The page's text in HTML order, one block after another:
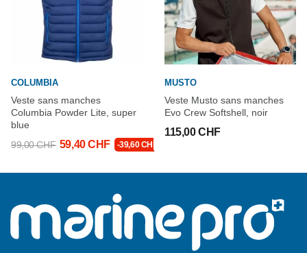
COLUMBIA
Veste sans manches
Columbia Powder Lite, super
blue
99,00 CHF 59,40 CHF -39,60 CHF
MUSTO
Veste Musto sans manches
Evo Crew Softshell, noir
115,00 CHF